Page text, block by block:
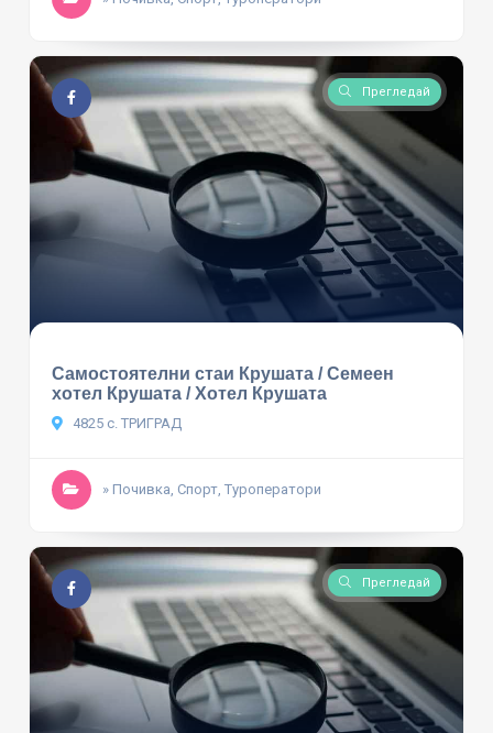
Прегледай
Самостоятелни стаи Крушата / Семеен
хотел Крушата / Хотел Крушата
4825 с. ТРИГРАД
» Почивка, Спорт, Туроператори
Прегледай